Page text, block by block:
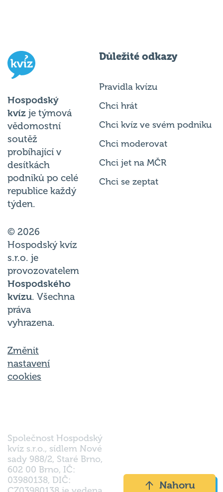
kvízje týmová
vědomostní
soutěž
probíhající v
desítkách
podniků po celé
republice každý
týden.
Hospodský kvíz
s.r.o. je
provozovatelem
Hospodského
kvízu. Všechna
práva
vyhrazena.
nastavení
cookies
kvíz s.r.o., sídlem Nové
sady 988/2, Staré Brno,
602 00 Brno, IČ:
03980138, DIČ:
CZ03980138 je vedena
Nahoru